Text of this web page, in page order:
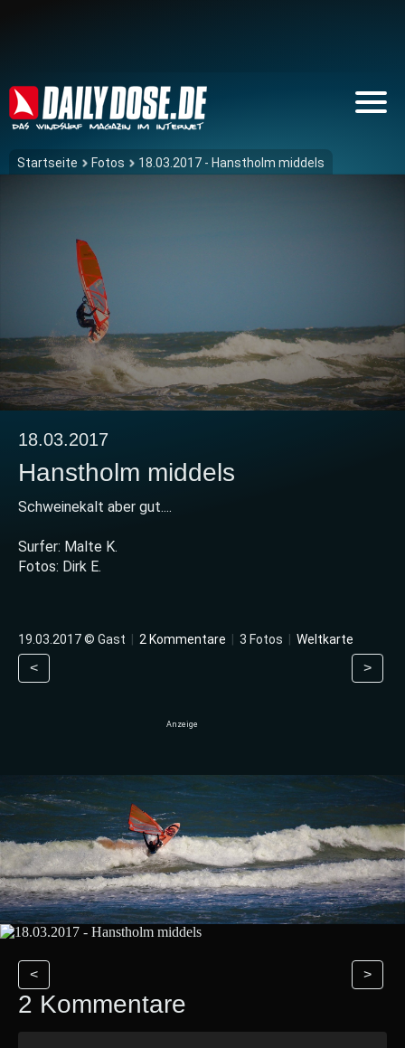
Startseite Fotos 18.03.2017 - Hanstholm middels
18.03.2017
Hanstholm middels
Schweinekalt aber gut....
Surfer: Malte K.
Fotos: Dirk E.
19.03.2017 © Gast 2 Kommentare 3 Fotos Weltkarte
< >
< >
2 Kommentare